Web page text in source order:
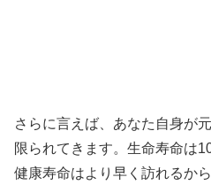
さらに言えば、あなた自身が
限られてきます。生命寿命は
健康寿命はより早く訪れるから